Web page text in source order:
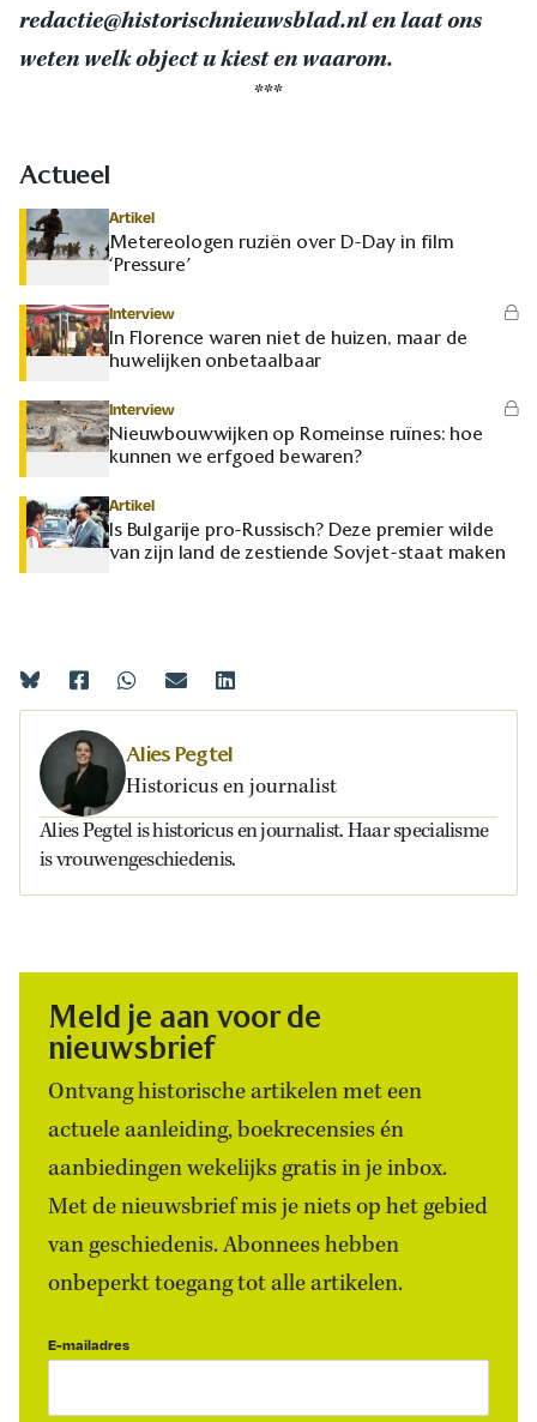
redactie@historischnieuwsblad.nlen laat ons
weten welk object u kiest en waarom.
***
Actueel
Artikel
Metereologen ruziën over D-Day in film
‘Pressure’
Interview
In Florence waren niet de huizen, maar de
huwelijken onbetaalbaar
Interview
Nieuwbouwwijken op Romeinse ruïnes: hoe
kunnen we erfgoed bewaren?
Artikel
Is Bulgarije pro-Russisch? Deze premier wilde
van zijn land de zestiende Sovjet-staat maken
Alies Pegtel
Historicus en journalist
Alies Pegtel is historicus en journalist. Haar specialisme
is vrouwengeschiedenis.
Meld je aan voor de
nieuwsbrief
Ontvang historische artikelen met een
actuele aanleiding, boekrecensies én
aanbiedingen wekelijks gratis in je inbox.
Met de nieuwsbrief mis je niets op het gebied
van geschiedenis. Abonnees hebben
onbeperkt toegang tot alle artikelen.
E-mailadres